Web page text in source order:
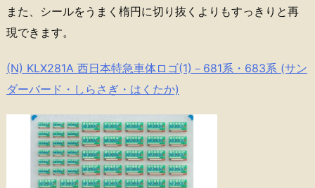
また、シールをうまく楕円に切り抜くよりもすっきりと再
現できます。
(N) KLX281A 西日本特急車体ロゴ(1)－681系・683系 (サン
ダーバード・しらさぎ・はくたか)